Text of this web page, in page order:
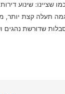
שציינו: שינוע
תעלה קצת יותר,
שדורשת נהגים